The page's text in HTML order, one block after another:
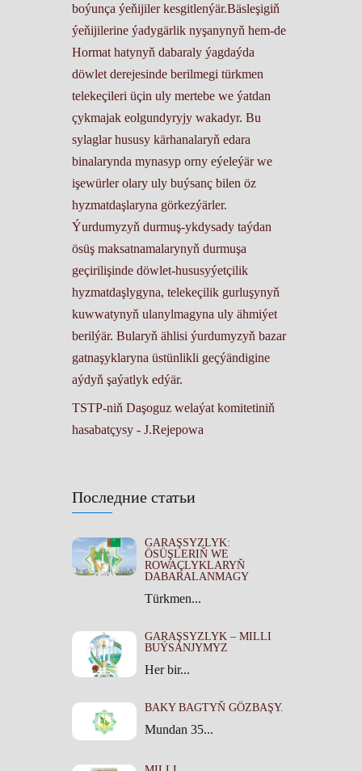
Последние статьи
GARAŞSYZLYK:
ÖSÜŞLERIŇ WE
ROWAÇLYKLARYŇ
DABARALANMAGY
Türkmen...
GARAŞSYZLYK – MILLI
BUÝSANJYMYZ
Her bir...
BAKY BAGTYŇ GÖZBAŞY.
Mundan 35...
boýunça ýeňijiler kesgitlenýär.Bäsleşigiň
ýeňijilerine ýadygärlik nyşanynyň hem-de
Hormat hatynyň dabaraly ýagdaýda
döwlet derejesinde berilmegi türkmen
telekeçileri üçin uly mertebe we ýatdan
çykmajak еolgundyryjy wakadyr. Bu
sylaglar hususy kärhanalaryň edara
binalarynda mynasyp orny eýeleýär we
işewürler olary uly buýsanç bilen öz
hyzmatdaşlaryna görkezýärler.
Ýurdumyzyň durmuş-ykdysady taýdan
ösüş maksatnamalarynyň durmuşa
geçirilişinde döwlet-hususyýetçilik
hyzmatdaşlygyna, telekeçilik gurluşynyň
kuwwatynyň ulanylmagyna uly ähmiýet
berilýär. Bularyň ählisi ýurdumyzyň bazar
gatnaşyklaryna üstünlikli geçýändigine
aýdyň şaýatlyk edýär.
TSTP-niň Daşoguz welaýat komitetiniň
hasabatçysy - J.Rejepowa